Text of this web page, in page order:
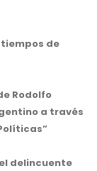
tiempos de
Rodolfo
a través
delincuente